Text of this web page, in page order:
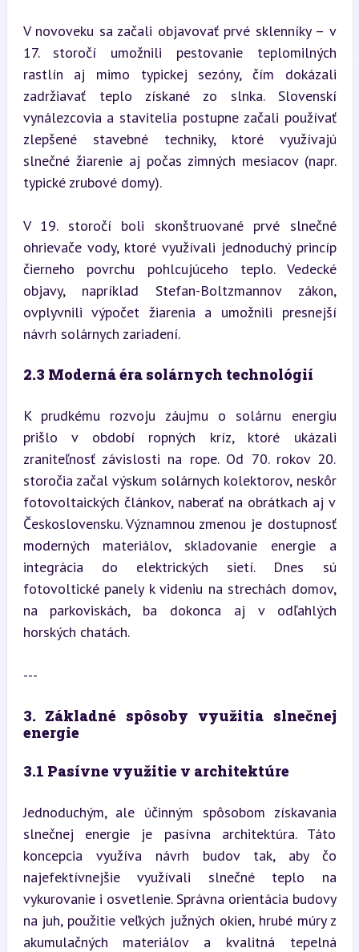
V novoveku sa začali objavovať prvé sklenníky – v
17. storočí umožnili pestovanie teplomilných
rastlín aj mimo typickej sezóny, čím dokázali
zadržiavať teplo získané zo slnka. Slovenskí
vynálezcovia a stavitelia postupne začali používať
zlepšené stavebné techniky, ktoré využívajú
slnečné žiarenie aj počas zimných mesiacov (napr.
typické zrubové domy).
V 19. storočí boli skonštruované prvé slnečné
ohrievače vody, ktoré využívali jednoduchý princíp
čierneho povrchu pohlcujúceho teplo. Vedecké
objavy, napríklad Stefan-Boltzmannov zákon,
ovplyvnili výpočet žiarenia a umožnili presnejší
návrh solárnych zariadení.
2.3 Moderná éra solárnych technológií
K prudkému rozvoju záujmu o solárnu energiu
prišlo v období ropných kríz, ktoré ukázali
zraniteľnosť závislosti na rope. Od 70. rokov 20.
storočia začal výskum solárnych kolektorov, neskôr
fotovoltaických článkov, naberať na obrátkach aj v
Československu. Významnou zmenou je dostupnosť
moderných materiálov, skladovanie energie a
integrácia do elektrických sietí. Dnes sú
fotovoltické panely k videniu na strechách domov,
na parkoviskách, ba dokonca aj v odľahlých
horských chatách.
---
3. Základné spôsoby využitia slnečnej
energie
3.1 Pasívne využitie v architektúre
Jednoduchým, ale účinným spôsobom získavania
slnečnej energie je pasívna architektúra. Táto
koncepcia využíva návrh budov tak, aby čo
najefektívnejšie využívali slnečné teplo na
vykurovanie i osvetlenie. Správna orientácia budovy
na juh, použitie veľkých južných okien, hrubé múry z
akumulačných materiálov a kvalitná tepelná